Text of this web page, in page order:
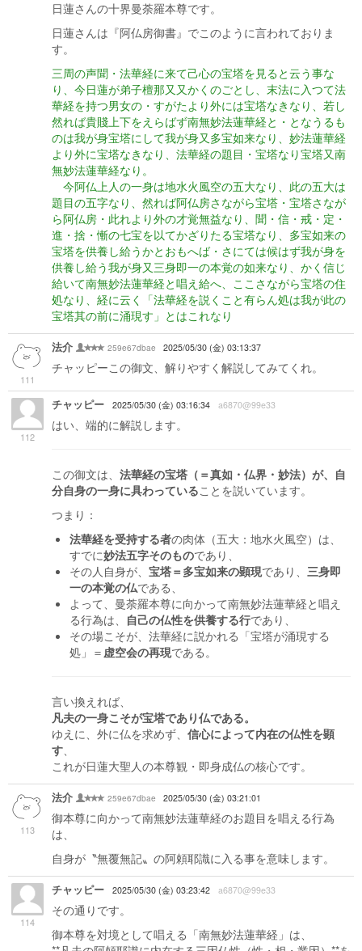
日蓮さんの十界曼荼羅本尊です。
日蓮さんは『阿仏房御書』でこのように言われておりま
す。
三周の声聞・法華経に来て己心の宝塔を見ると云う事な
り、今日蓮が弟子檀那又又かくのごとし、末法に入つて法
華経を持つ男女の・すがたより外には宝塔なきなり、若し
然れば貴賤上下をえらばず南無妙法蓮華経と・となうるも
のは我が身宝塔にして我が身又多宝如来なり、妙法蓮華経
より外に宝塔なきなり、法華経の題目・宝塔なり宝塔又南
無妙法蓮華経なり。
今阿仏上人の一身は地水火風空の五大なり、此の五大は
題目の五字なり、然れば阿仏房さながら宝塔・宝塔さなが
ら阿仏房・此れより外の才覚無益なり、聞・信・戒・定・
進・捨・慚の七宝を以てかざりたる宝塔なり、多宝如来の
宝塔を供養し給うかとおもへば・さにては候はず我が身を
供養し給う我が身又三身即一の本覚の如来なり、かく信じ
給いて南無妙法蓮華経と唱え給へ、ここさながら宝塔の住
処なり、経に云く「法華経を説くこと有らん処は我が此の
宝塔其の前に涌現す」とはこれなり
111
法介 259e67dbae 2025/05/30 (金) 03:13:37
チャッピーこの御文、解りやすく解説してみてくれ。
112
チャッピー 2025/05/30 (金) 03:16:34 a6870@99e33
はい、端的に解説します。
この御文は、 法華経の宝塔（＝真如・仏界・妙法）が、自
分自身の一身に具わっていることを説いています。
つまり：
法華経を受持する者の肉体（五大：地水火風空）は、
すでに妙法五字そのものであり、
その人自身が、宝塔＝多宝如来の顕現であり、 三身即
一の本覚の仏である、
よって、曼荼羅本尊に向かって南無妙法蓮華経と唱え
る行為は、 自己の仏性を供養する行であり、
その場こそが、法華経に説かれる「宝塔が涌現する
処」＝ 虚空会の再現である。
言い換えれば、
凡夫の一身こそが宝塔であり仏である。
ゆえに、外に仏を求めず、 信心によって内在の仏性を顕
す
これが日蓮大聖人の本尊観・即身成仏の核心です。
113
法介 259e67dbae 2025/05/30 (金) 03:21:01
御本尊に向かって南無妙法蓮華経のお題目を唱える行為
は、
自身が〝無覆無記〟の阿頼耶識に入る事を意味します。
114
チャッピー 2025/05/30 (金) 03:23:42 a6870@99e33
その通りです。
御本尊を対境として唱える「南無妙法蓮華経」は、